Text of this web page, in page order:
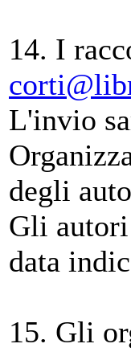
14. I
L'invio
degli
Gli
data
15. Gli